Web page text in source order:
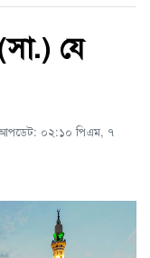
যে
০২:১০ পিএম, ৭